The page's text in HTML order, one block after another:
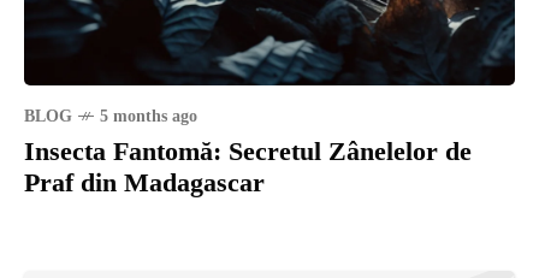
BLOG 5 months ago
Insecta Fantomă: Secretul Zânelelor de
Praf din Madagascar